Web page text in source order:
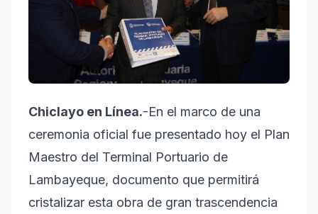
Chiclayo en Línea.-En el marco de una
ceremonia oficial fue presentado hoy el Plan
Maestro del Terminal Portuario de
Lambayeque, documento que permitirá
cristalizar esta obra de gran trascendencia